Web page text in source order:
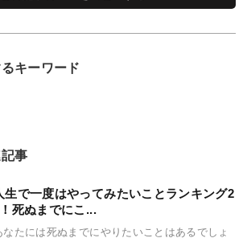
キーワード
記事
生で一度はやってみたいことランキング2
死ぬまでにこ...
なたには死ぬまでにやりたいことはあるでしょ